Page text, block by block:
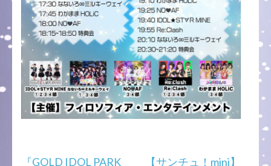
投
『GOLD IDOL PARK 【サンチュ！mini】